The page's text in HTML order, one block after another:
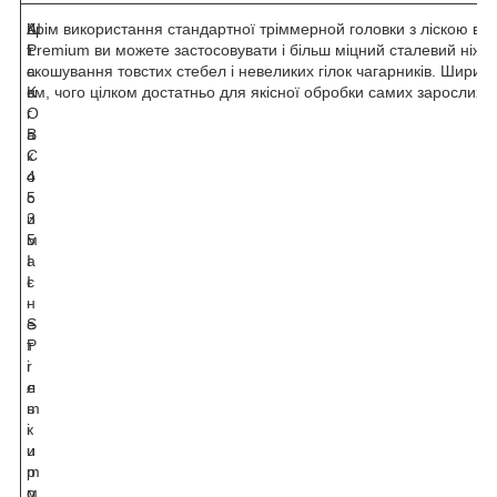
A
L
-
K
O
B
C
4
5
3
5
I
I
-
S
P
r
e
m
i
u
m
м
Ш
т
а
н
г
а
к
о
с
и
м
а
є
н
е
т
і
л
ь
к
и
р
о
Крім використання стандартної тріммерной головки з ліскою в
Premium ви можете застосовувати і більш міцний сталевий ніж.
скошування товстих стебел і невеликих гілок чагарників.
см, чого цілком достатньо для якісної обробки самих зарослих